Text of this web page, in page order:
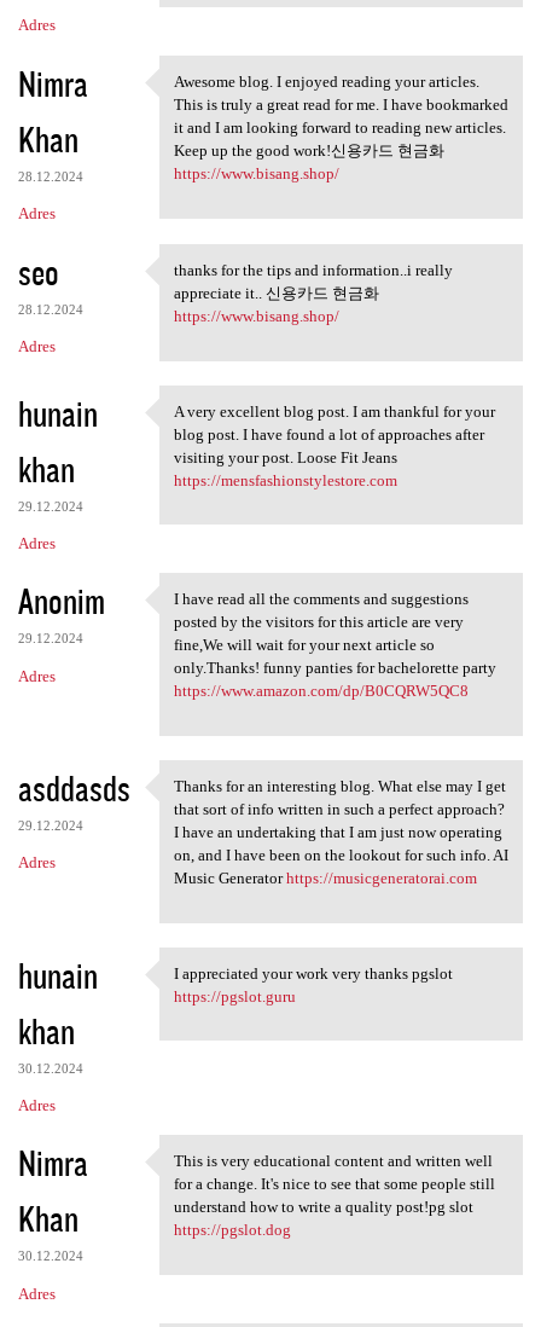
Adres
Nimra
Khan
28.12.2024
Adres
Awesome blog. I enjoyed
Awesome blog. I enjoyed reading your articles.
This is truly a great read for me. I have bookmarked
it and I am looking forward to reading new articles.
Keep up the good work!신용카드 현금화
https://www.bisang.shop/
seo
28.12.2024
Adres
thanks for the tips and
thanks for the tips and information..i really
appreciate it.. 신용카드 현금화
https://www.bisang.shop/
hunain
khan
29.12.2024
Adres
A very excellent blog post. I
A very excellent blog post. I am thankful for your
blog post. I have found a lot of approaches after
visiting your post. Loose Fit Jeans
https://mensfashionstylestore.com
Anonim
29.12.2024
Adres
I have read all the comments
I have read all the comments and suggestions
posted by the visitors for this article are very
fine,We will wait for your next article so
only.Thanks! funny panties for bachelorette party
https://www.amazon.com/dp/B0CQRW5QC8
asddasds
29.12.2024
Adres
Thanks for an interesting
Thanks for an interesting blog. What else may I get
that sort of info written in such a perfect approach?
I have an undertaking that I am just now operating
on, and I have been on the lookout for such info. AI
Music Generatorhttps://musicgeneratorai.com
hunain
khan
30.12.2024
Adres
I appreciated your work very
I appreciated your work very thanks pgslot
https://pgslot.guru
Nimra
Khan
30.12.2024
Adres
This is very educational
This is very educational content and written well
for a change. It's nice to see that some people still
understand how to write a quality post!pg slot
https://pgslot.dog